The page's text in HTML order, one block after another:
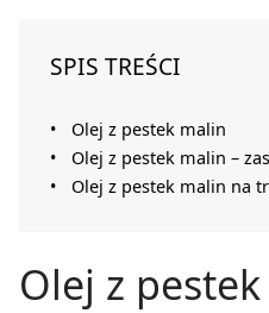
SPIS TREŚCI
Olej z pestek malin
Olej z pestek malin –
Olej z pestek malin na
Olej z